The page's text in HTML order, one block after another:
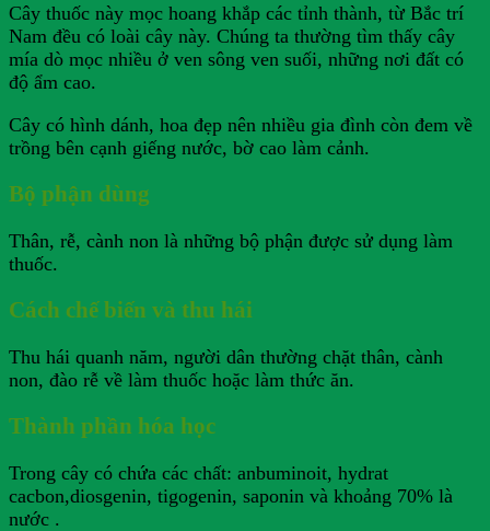
Cây thuốc này mọc hoang khắp các tỉnh thành, từ Bắc trí
Nam đều có loài cây này. Chúng ta thường tìm thấy cây
mía dò mọc nhiều ở ven sông ven suối, những nơi đất có
độ ẩm cao.
Cây có hình dánh, hoa đẹp nên nhiều gia đình còn đem về
trồng bên cạnh giếng nước, bờ cao làm cảnh.
Bộ phận dùng
Thân, rễ, cành non là những bộ phận được sử dụng làm
thuốc.
Cách chế biến và thu hái
Thu hái quanh năm, người dân thường chặt thân, cành
non, đào rễ về làm thuốc hoặc làm thức ăn.
Thành phần hóa học
Trong cây có chứa các chất: anbuminoit, hydrat
cacbon,diosgenin, tigogenin, saponin và khoảng 70% là
nước .